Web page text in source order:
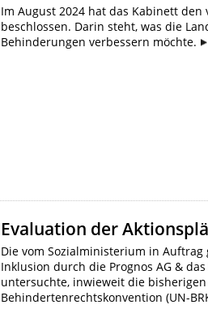
Im August 2024 hat das Kabinett
beschlossen. Darin steht, was die
Behinderungen verbessern möchte.
Evaluation der
Die vom Sozialministerium in
Inklusion durch die Prognos AG &
untersuchte, inwieweit die
Behindertenrechtskonvention (UN-